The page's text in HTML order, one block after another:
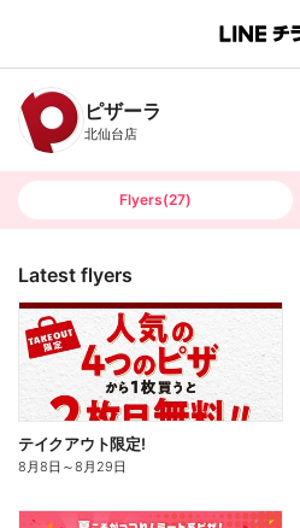
B
n
c
h
T
ピザーラ
北仙台店
Flyers(27)
Latest flyers
テイクアウト限定!
8月8日 ～8月29日